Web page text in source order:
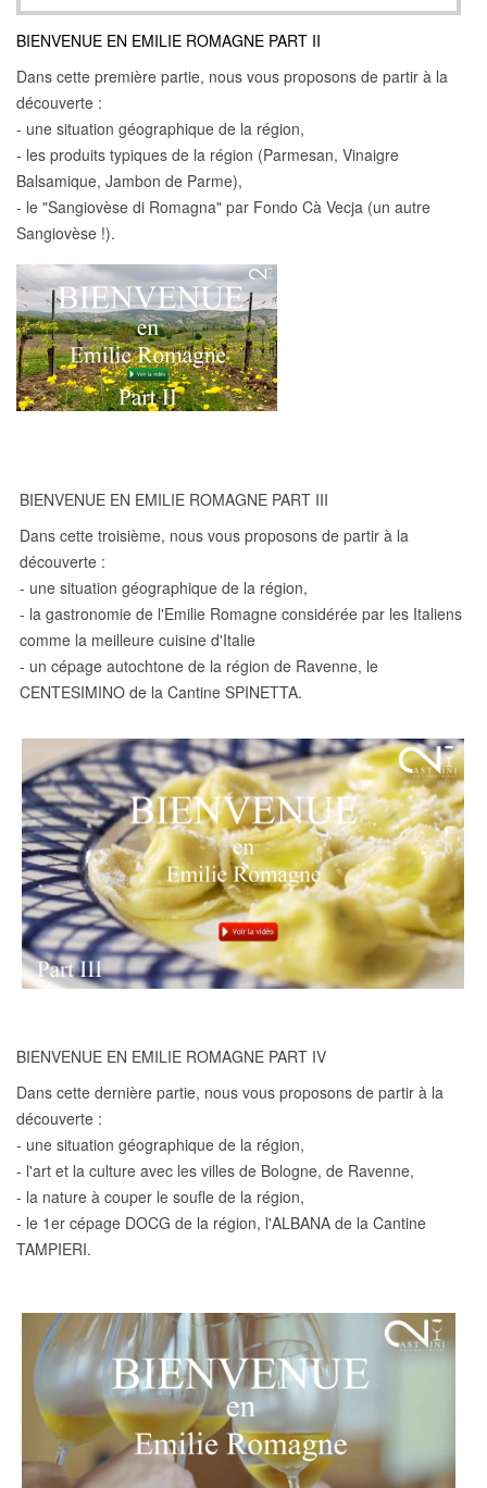
BIENVENUE EN EMILIE ROMAGNE PART II
Dans cette première partie, nous vous proposons de partir à la
découverte :
- une situation géographique de la région,
- les produits typiques de la région (Parmesan, Vinaigre
Balsamique, Jambon de Parme),
- le "Sangiovèse di Romagna" par Fondo Cà Vecja (un autre
Sangiovèse !).
BIENVENUE EN EMILIE ROMAGNE PART III
Dans cette troisième, nous vous proposons de partir à la
découverte :
- une situation géographique de la région,
- la gastronomie de l'Emilie Romagne considérée par les Italiens
comme la meilleure cuisine d'Italie
- un cépage autochtone de la région de Ravenne, le
CENTESIMINO de la Cantine SPINETTA.
BIENVENUE EN EMILIE ROMAGNE PART IV
Dans cette dernière partie, nous vous proposons de partir à la
découverte :
- une situation géographique de la région,
- l'art et la culture avec les villes de Bologne, de Ravenne,
- la nature à couper le soufle de la région,
- le 1er cépage DOCG de la région, l'ALBANA de la Cantine
TAMPIERI.